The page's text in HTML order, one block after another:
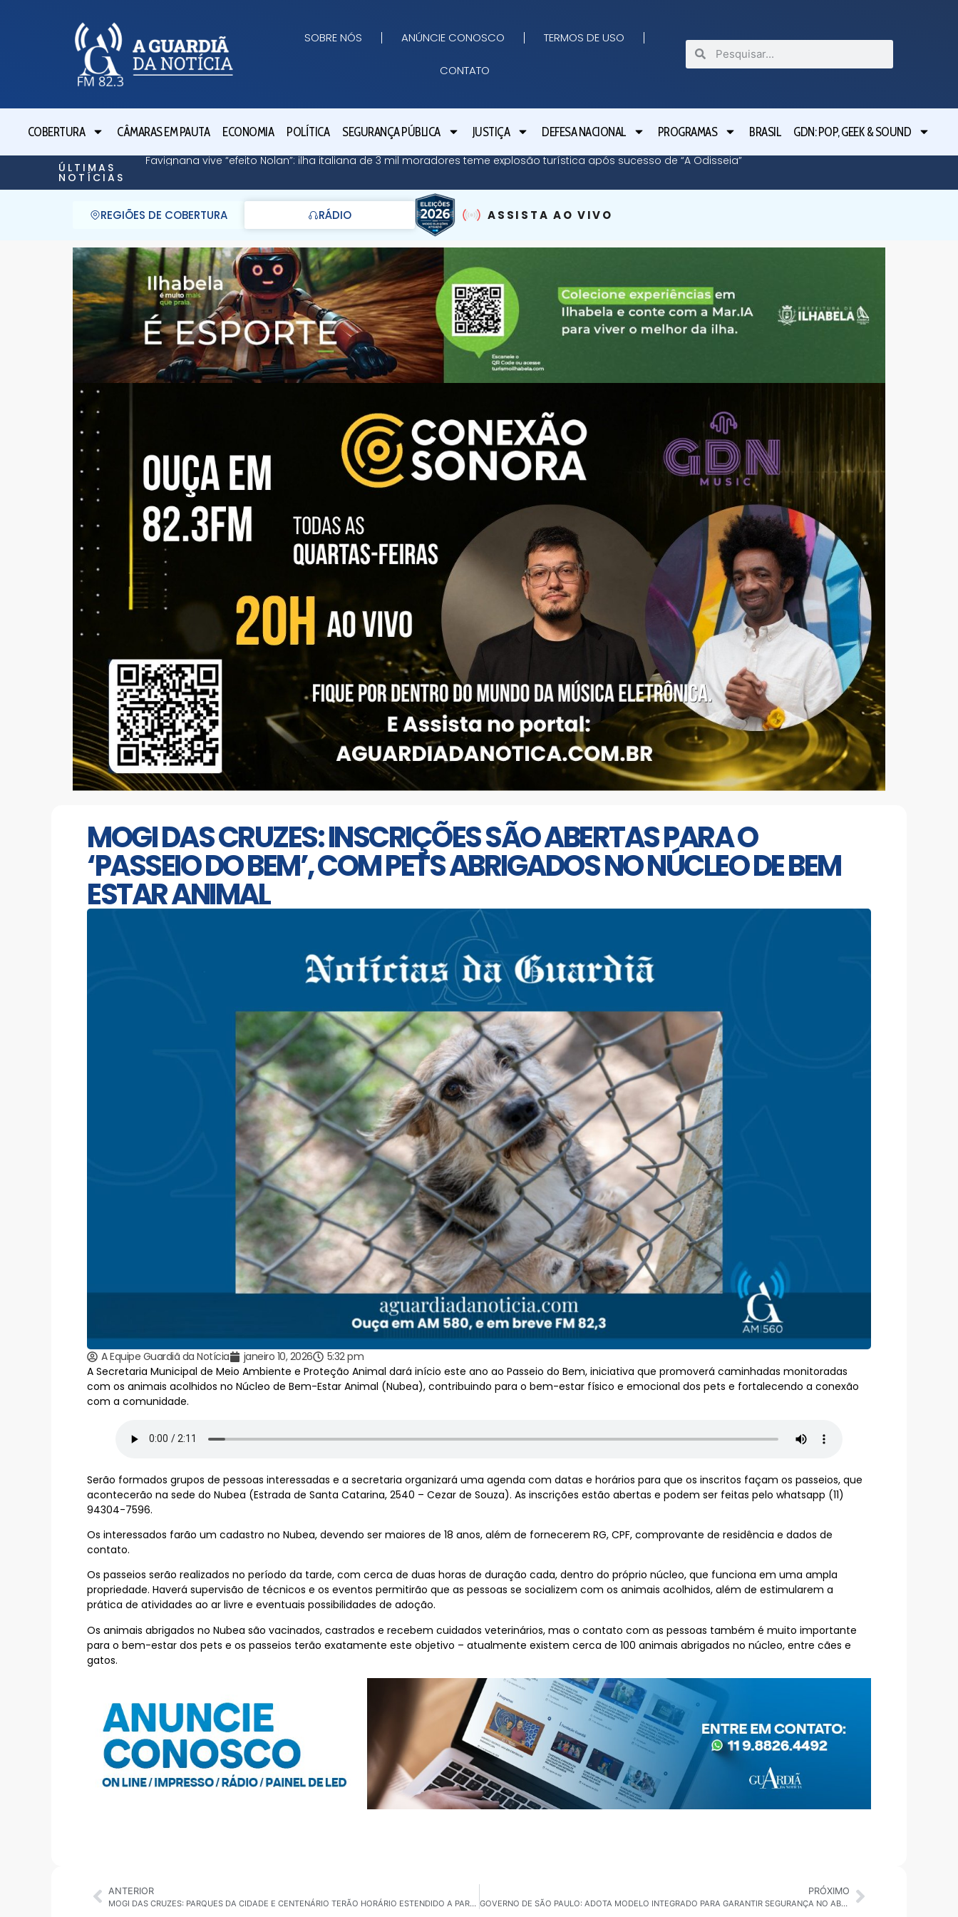
SOBRE NÓS ANÚNCIE CONOSCO TERMOS DE USO
CONTATO
COBERTURA CÂMARAS EM PAUTA ECONOMIA POLÍTICA SEGURANÇA PÚBLICA JUSTIÇA DEFESA NACIONAL PROGRAMAS BRASIL GDN: POP, GEEK & SOUND
ÚLTIMAS
NOTÍCIAS
Favignana vive “efeito Nolan”: ilha italiana de 3 mil moradores teme explosão turística após sucesso de “A Odisseia” Lula
REGIÕES DE COBERTURA RÁDIO ASSISTA AO VIVO
MOGI DAS CRUZES: INSCRIÇÕES SÃO ABERTAS PARA O
‘PASSEIO DO BEM’, COM PETS ABRIGADOS NO NÚCLEO DE BEM
ESTAR ANIMAL
A Equipe Guardiã da Notícia janeiro 10, 2026
5:32 pm
A Secretaria Municipal de Meio Ambiente e Proteção Animal dará início este ano ao Passeio do Bem, iniciativa que promoverá caminhadas monitoradas
com os animais acolhidos no Núcleo de Bem-Estar Animal (Nubea), contribuindo para o bem-estar físico e emocional dos pets e fortalecendo a conexão
com a comunidade.
Serão formados grupos de pessoas interessadas e a secretaria organizará uma agenda com datas e horários para que os inscritos façam os passeios, que
acontecerão na sede do Nubea (Estrada de Santa Catarina, 2540 – Cezar de Souza). As inscrições estão abertas e podem ser feitas pelo whatsapp (11)
94304-7596.
Os interessados farão um cadastro no Nubea, devendo ser maiores de 18 anos, além de fornecerem RG, CPF, comprovante de residência e dados de
contato.
Os passeios serão realizados no período da tarde, com cerca de duas horas de duração cada, dentro do próprio núcleo, que funciona em uma ampla
propriedade. Haverá supervisão de técnicos e os eventos permitirão que as pessoas se socializem com os animais acolhidos, além de estimularem a
prática de atividades ao ar livre e eventuais possibilidades de adoção.
Os animais abrigados no Nubea são vacinados, castrados e recebem cuidados veterinários, mas o contato com as pessoas também é muito importante
para o bem-estar dos pets e os passeios terão exatamente este objetivo – atualmente existem cerca de 100 animais abrigados no núcleo, entre cães e
gatos.
ANTERIOR
MOGI DAS CRUZES: PARQUES DA CIDADE E CENTENÁRIO TERÃO HORÁRIO ESTENDIDO A PARTIR DA PRÓXIMA SEMANA
PRÓXIMO
GOVERNO DE SÃO PAULO: ADOTA MODELO INTEGRADO PARA GARANTIR SEGURANÇA NO ABASTECIMENTO DE ÁGUA